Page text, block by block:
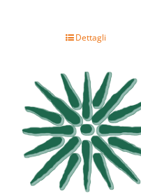
Dettagli